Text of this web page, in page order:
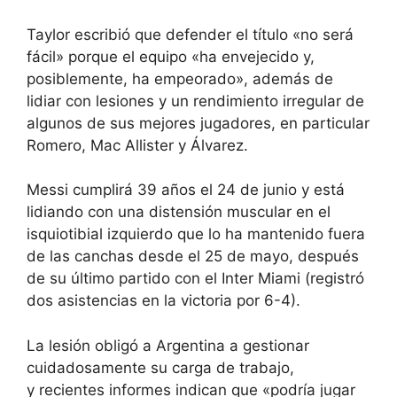
Taylor escribió que defender el título «no será
fácil» porque el equipo «ha envejecido y,
posiblemente, ha empeorado», además de
lidiar con lesiones y un rendimiento irregular de
algunos de sus mejores jugadores, en particular
Romero, Mac Allister y Álvarez.
Messi cumplirá 39 años el 24 de junio y está
lidiando con una distensión muscular en el
isquiotibial izquierdo que lo ha mantenido fuera
de las canchas desde el 25 de mayo, después
de su último partido con el Inter Miami (registró
dos asistencias en la victoria por 6-4).
La lesión obligó a Argentina a gestionar
cuidadosamente su carga de trabajo,
y recientes informes indican que «podría jugar